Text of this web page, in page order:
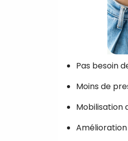
Pas besoin
Moins de
Mobilisation